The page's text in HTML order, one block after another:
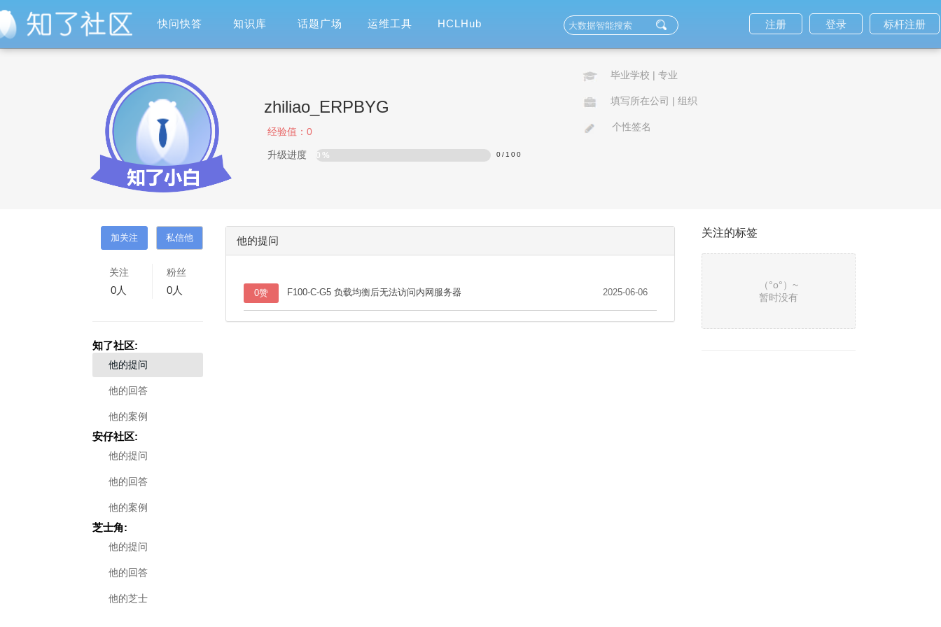
快问快答 知识库 话题广场 运维工具 HCLHub 标杆注册
登录
注册
zhiliao_ERPBYG
经验值： 0
升级进度 0% 0/ 100
毕业学校 | 专业
填写所在公司 | 组织
个性签名
关注
0人
粉丝
0人
知了社区:
他的提问
他的回答
他的案例
安仔社区:
他的提问
他的回答
他的案例
芝士角:
他的提问
他的回答
他的芝士
他的提问
0赞 F100-C-G5 负载均衡后无法访问内网服务器 2025-06-06
关注的标签
（°ο°）~
暂时没有